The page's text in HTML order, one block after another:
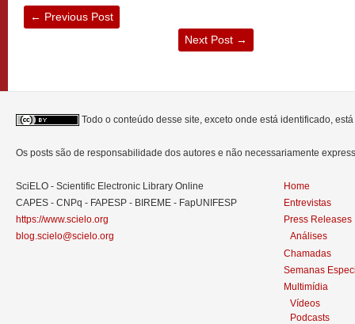
← Previous Post
Next Post →
Todo o conteúdo desse site, exceto onde está identificado,
Os posts são de responsabilidade dos autores e não necessariamente
SciELO - Scientific Electronic Library Online
CAPES - CNPq - FAPESP - BIREME - FapUNIFESP
https://www.scielo.org
blog.scielo@scielo.org
Home
Entrevistas
Press Releases
Análises
Chamadas
Semanas
Multimídia
Vídeos
Podcasts